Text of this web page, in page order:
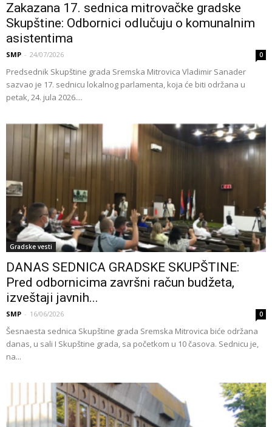
Zakazana 17. sednica mitrovačke gradske
Skupštine: Odbornici odlučuju o komunalnim
asistentima
SMP - 24/07/2026 0
Predsednik Skupštine grada Sremska Mitrovica Vladimir Sanader
sazvao je 17. sednicu lokalnog parlamenta, koja će biti održana u
petak, 24. jula 2026....
Gradske vesti
DANAS SEDNICA GRADSKE SKUPŠTINE:
Pred odbornicima završni račun budžeta,
izveštaji javnih...
SMP - 16/06/2026 0
Šesnaesta sednica Skupštine grada Sremska Mitrovica biće održana
danas, u sali I Skupštine grada, sa početkom u 10 časova. Sednicu je,
na...